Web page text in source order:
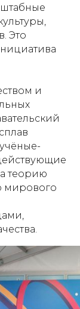
Это
и
теорию
мирового